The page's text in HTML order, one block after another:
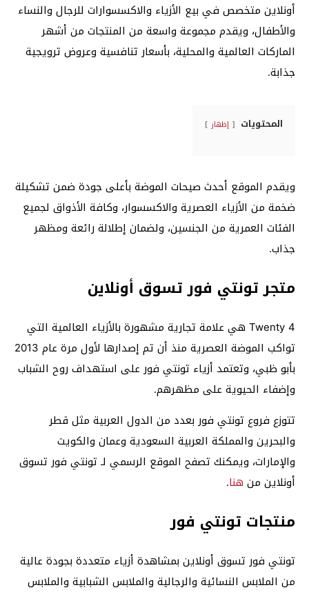
أونلاين متخصص في بيع الأزياء والاكسسوارات للرجال والنساء
والأطفال، ويقدم مجموعة واسعة من المنتجات من أشهر
الماركات العالمية والمحلية، بأسعار تنافسية وعروض ترويجية
جذابة.
المحتويات إظهار
ويقدم الموقع أحدث صيحات الموضة بأعلى جودة ضمن تشكيلة
ضخمة من الأزياء العصرية والاكسسوار، وكافة الأذواق لجميع
الفئات العمرية من الجنسين، ولضمان إطلالة رائعة ومظهر
جذاب.
متجر تونتي فور تسوق أونلاين
Twenty 4 هي علامة تجارية مشهورة بالأزياء العالمية التي
تواكب الموضة العصرية منذ أن تم إصدارها لأول مرة عام 2013
بأبو ظبي، وتعتمد أزياء تونتي فور على استهداف روح الشباب
وإضفاء الحيوية على مظهرهم.
تتوزع فروع تونتي فور بعدد من الدول العربية مثل قطر
والبحرين والمملكة العربية السعودية وعمان والكويت
والإمارات، ويمكنك تصفح الموقع الرسمي لـ تونتي فور تسوق
أونلاين من هنا.
منتجات تونتي فور
تونتي فور تسوق أونلاين بمشاهدة أزياء متعددة بجودة عالية
من الملابس النسائية والرجالية والملابس الشبابية والملابس